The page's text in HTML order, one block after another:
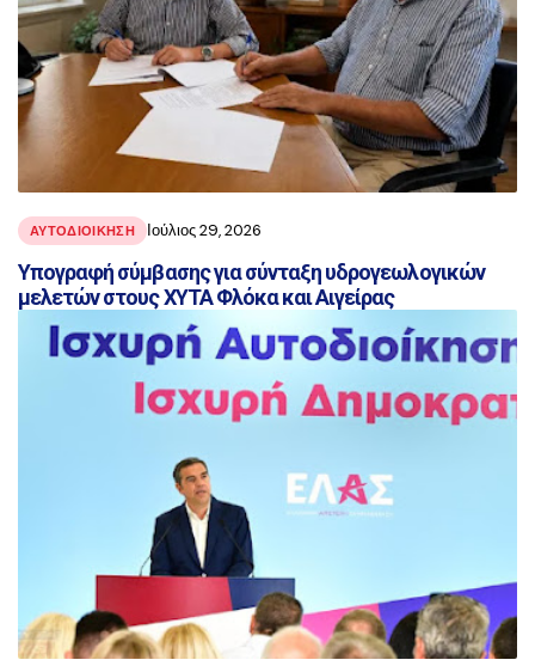
ΑΥΤΟΔΙΟΙΚΗΣΗ Ιούλιος 29, 2026
Υπογραφή σύμβασης για σύνταξη υδρογεωλογικών
μελετών στους ΧΥΤΑ Φλόκα και Αιγείρας